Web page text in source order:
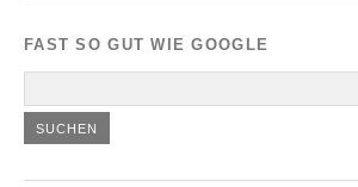
FAST SO GUT WIE GOOGLE